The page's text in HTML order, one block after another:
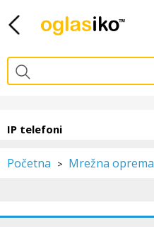
IP telefoni
Početna > Mrežna oprema